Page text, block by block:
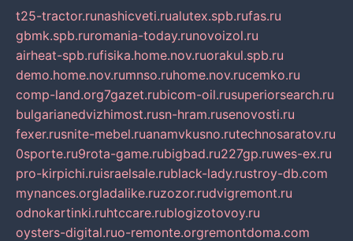
t25-tractor.runashicveti.rualutex.spb.rufas.ru
gbmk.spb.ruromania-today.runovoizol.ru
airheat-spb.rufisika.home.nov.ruorakul.spb.ru
demo.home.nov.rumnso.ruhome.nov.rucemko.ru
comp-land.org7gazet.rubicom-oil.rusuperiorsearch.ru
bulgarianedvizhimost.rusn-hram.rusenovosti.ru
fexer.rusnite-mebel.ruanamvkusno.rutechnosaratov.ru
0sporte.ru9rota-game.rubigbad.ru227gp.ruwes-ex.ru
pro-kirpichi.ruisraelsale.rublack-lady.rustroy-db.com
mynances.orgladalike.ruzozor.rudvigremont.ru
odnokartinki.ruhtccare.rublogizotovoy.ru
oysters-digital.ruo-remonte.orgremontdoma.com